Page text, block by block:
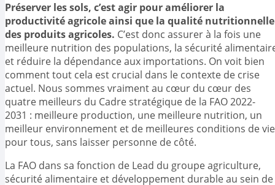
Préserver les sols, c’est agir pour améliorer la
productivité agricole ainsi que la qualité nutritionnelle
des produits agricoles. C’est donc assurer à la fois une
meilleure nutrition des populations, la sécurité
et réduire la dépendance aux importations. On voit bien
comment tout cela est crucial dans le contexte de crise
actuel. Nous sommes vraiment au cœur du cœur des
quatre meilleurs du Cadre stratégique de la FAO 2022-
2031 : meilleure production, une meilleure nutrition, un
meilleur environnement et de meilleures conditions de vie
pour tous, sans laisser personne de côté.
La FAO dans sa fonction de Lead du groupe agriculture,
sécurité alimentaire et développement durable au sein de